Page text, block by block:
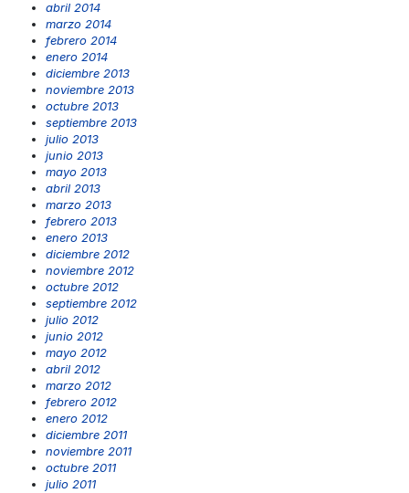
abril 2014
marzo 2014
febrero 2014
enero 2014
diciembre 2013
noviembre 2013
octubre 2013
septiembre 2013
julio 2013
junio 2013
mayo 2013
abril 2013
marzo 2013
febrero 2013
enero 2013
diciembre 2012
noviembre 2012
octubre 2012
septiembre 2012
julio 2012
junio 2012
mayo 2012
abril 2012
marzo 2012
febrero 2012
enero 2012
diciembre 2011
noviembre 2011
octubre 2011
julio 2011